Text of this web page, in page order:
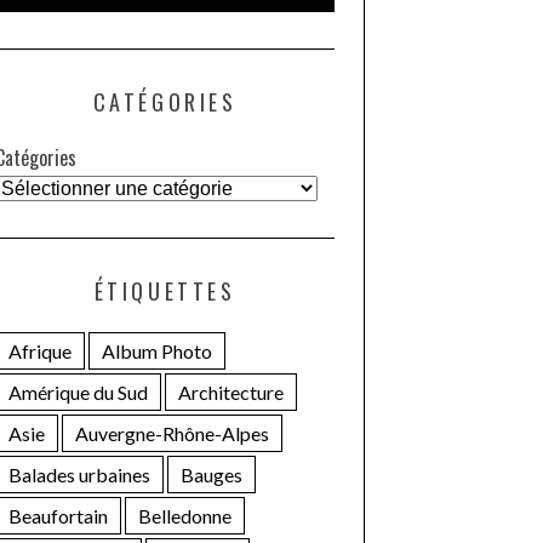
CATÉGORIES
ÉTIQUETTES
Afrique
Album Photo
Amérique du Sud
Architecture
Asie
Auvergne-Rhône-Alpes
Balades urbaines
Bauges
Beaufortain
Belledonne